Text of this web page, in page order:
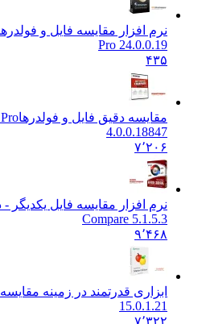
نرم افزار مقایسه فایل و فولدرها IDM
Pro 24.0.0.19
مقایسه دقیق فایل و فولدرهاPro
4.0.0.18847
نرم افزار مقایسه فایل یکدیگر - دانلود
Compare 5.1.5.3
ابزاری قدرتمند در زمینه مقایسه
15.0.1.21